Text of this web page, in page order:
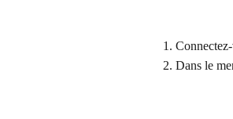
Dans le